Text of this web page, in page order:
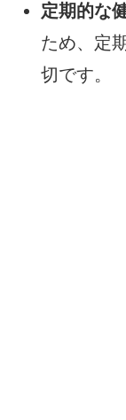
定期的な
ため、定
切です。